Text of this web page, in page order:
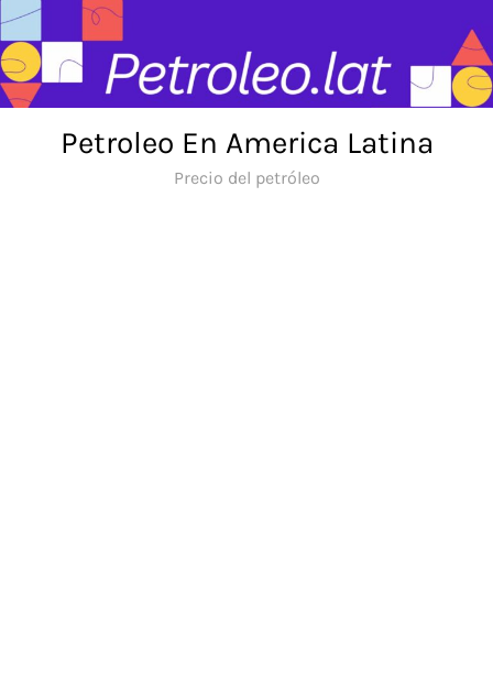
Skip
to
content
Petroleo En America Latina
Precio del petróleo